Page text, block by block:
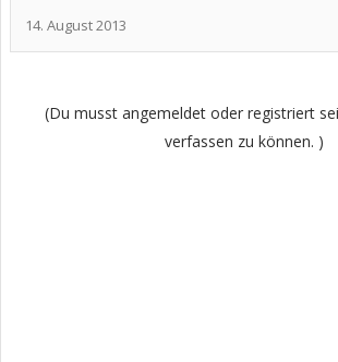
14. August 2013
(Du musst angemeldet oder registriert
verfassen zu können. )